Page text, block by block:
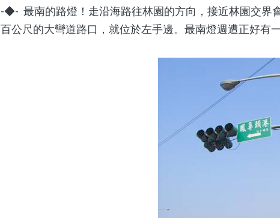
-◆- 最南的路燈！走沿海路往林園的方向，接近林園交界
百公尺的大彎道路口，就位於左手邊。最南燈週遭正好有一